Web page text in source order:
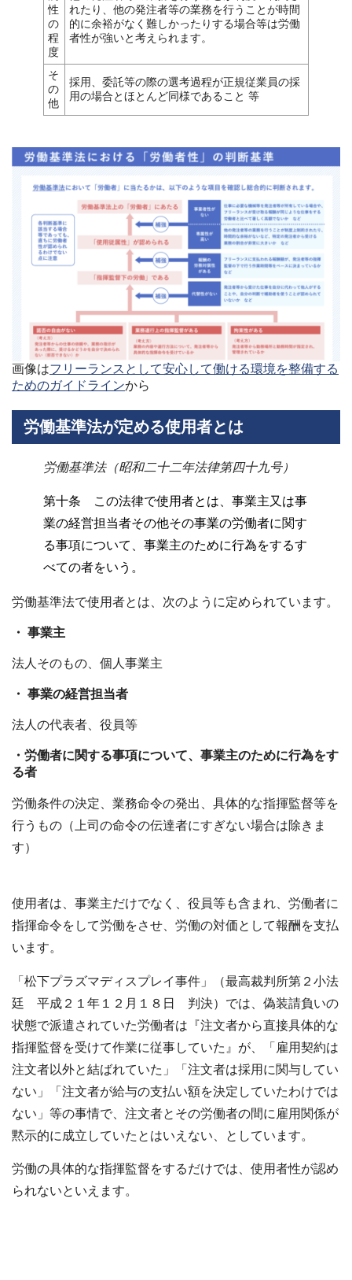
性
の
程
度
れたり、他の発注者等の業務を行うことが時間
的に余裕がなく難しかったりする場合等は労働
者性が強いと考えられます。
そ
の
他
採用、委託等の際の選考過程が正規従業員の採
用の場合とほとんど同様であること 等
画像はフリーランスとして安心して働ける環境を整備する
ためのガイドラインから
労働基準法が定める使用者とは
労働基準法（昭和二十二年法律第四十九号）
第十条 この法律で使用者とは、事業主又は事
業の経営担当者その他その事業の労働者に関す
る事項について、事業主のために行為をするす
べての者をいう。
労働基準法で使用者とは、次のように定められています。
・ 事業主
法人そのもの、個人事業主
・ 事業の経営担当者
法人の代表者、役員等
・労働者に関する事項について、事業主のために行為をす
る者
労働条件の決定、業務命令の発出、具体的な指揮監督等を
行うもの（上司の命令の伝達者にすぎない場合は除きま
す）
使用者は、事業主だけでなく、役員等も含まれ、労働者に
指揮命令をして労働をさせ、労働の対価として報酬を支払
います。
「松下プラズマディスプレイ事件」（最高裁判所第２小法
廷 平成２１年１２月１８日 判決）では、偽装請負いの
状態で派遣されていた労働者は『注文者から直接具体的な
指揮監督を受けて作業に従事していた』が、「雇用契約は
注文者以外と結ばれていた」「注文者は採用に関与してい
ない」「注文者が給与の支払い額を決定していたわけでは
ない」等の事情で、注文者とその労働者の間に雇用関係が
黙示的に成立していたとはいえない、としています。
労働の具体的な指揮監督をするだけでは、使用者性が認め
られないといえます。